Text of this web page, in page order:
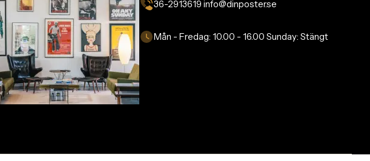
36-2913619 info@dinposter.se​
Mån - Fredag:10.00 - 16.00Sunday:Stängt